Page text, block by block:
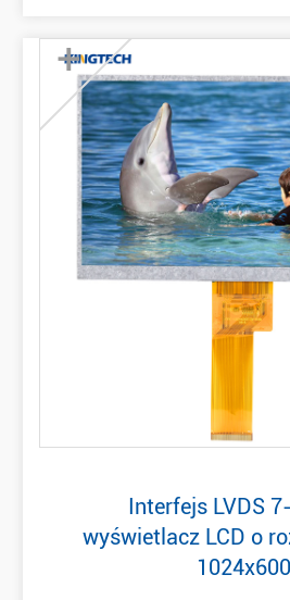
+
Interfejs LVDS
wyświetlacz LCD o
1024x600